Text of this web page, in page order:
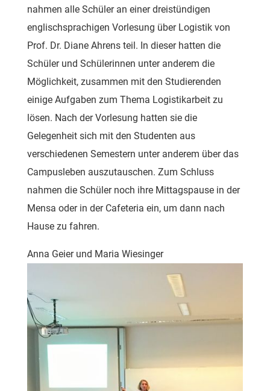
nahmen alle Schüler an einer dreistündigen
englischsprachigen Vorlesung über Logistik von
Prof. Dr. Diane Ahrens teil. In dieser hatten die
Schüler und Schülerinnen unter anderem die
Möglichkeit, zusammen mit den Studierenden
einige Aufgaben zum Thema Logistikarbeit zu
lösen. Nach der Vorlesung hatten sie die
Gelegenheit sich mit den Studenten aus
verschiedenen Semestern unter anderem über das
Campusleben auszutauschen. Zum Schluss
nahmen die Schüler noch ihre Mittagspause in der
Mensa oder in der Cafeteria ein, um dann nach
Hause zu fahren.
Anna Geier und Maria Wiesinger